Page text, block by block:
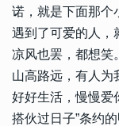
诺，就是下面那个
遇到了可爱的人，
凉风也罢，都想笑。
山高路远，有人为
好好生活，慢慢爱
搭伙过日子”条约的